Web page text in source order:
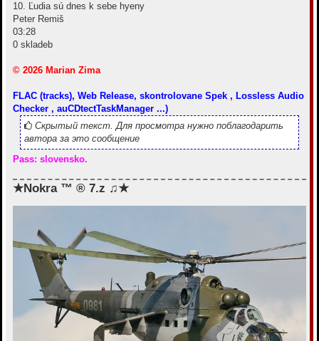
10. Ľudia sú dnes k sebe hyeny
Peter Remiš
03:28
0 skladeb
© 2026 Marian Zima
FLAC (tracks), Web Release, skontrolovane Spek , Lossless Audio
Checker , auCDtectTaskManager ...)
Скрытый текст. Для просмотра нужно поблагодарить
автора за это сообщение
Pass: slovensko.
★Nokra ™ ® 7.z ♫★